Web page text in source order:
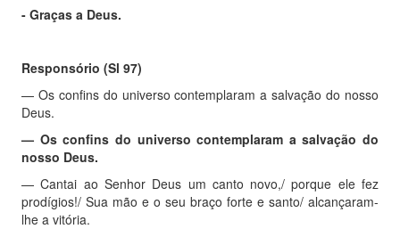
- Graças a Deus.
Responsório (Sl 97)
— Os confins do universo contemplaram a salvação do nosso
Deus.
— Os confins do universo contemplaram a salvação do
nosso Deus.
—Cantai ao Senhor Deus um canto novo,/ porque ele fez
prodígios!/ Sua mão e o seu braço forte e santo/ alcançaram-
lhe a vitória.